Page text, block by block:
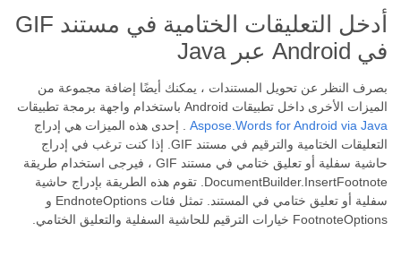
أدخل التعليقات الختامية في مستند GIF
في Android عبر Java
بصرف النظر عن تحويل المستندات ، يمكنك أيضًا إضافة مجموعة من
الميزات الأخرى داخل تطبيقات Android باستخدام واجهة برمجة تطبيقات
Aspose.Words for Android via Java . إحدى هذه الميزات هي إدراج
التعليقات الختامية والترقيم في مستند GIF. إذا كنت ترغب في إدراج
حاشية سفلية أو تعليق ختامي في مستند GIF ، فيرجى استخدام طريقة
DocumentBuilder.InsertFootnote. تقوم هذه الطريقة بإدراج حاشية
سفلية أو تعليق ختامي في المستند. تمثل فئات EndnoteOptions و
FootnoteOptions خيارات الترقيم للحاشية السفلية والتعليق الختامي.